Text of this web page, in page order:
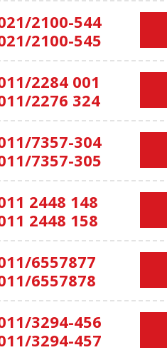
2100-544
2100-545
2284 001
2276 324
7357-304
7357-305
2448 148
2448 158
6557877
6557878
3294-456
3294-457